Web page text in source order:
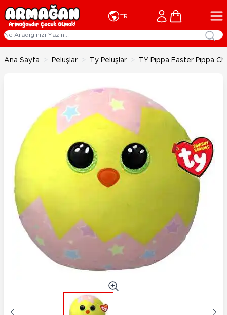
İçeriğe geç
TR Cart
Ana Sayfa > Peluşlar > Ty Peluşlar > TY Pippa Easter Pippa